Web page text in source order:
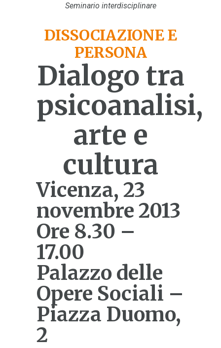
Seminario interdisciplinare
DISSOCIAZIONE E
PERSONA
Dialogo tra
psicoanalisi,
arte e
cultura
Vicenza, 23
novembre 2013
Ore 8.30 –
17.00
Palazzo delle
Opere Sociali –
Piazza Duomo,
2